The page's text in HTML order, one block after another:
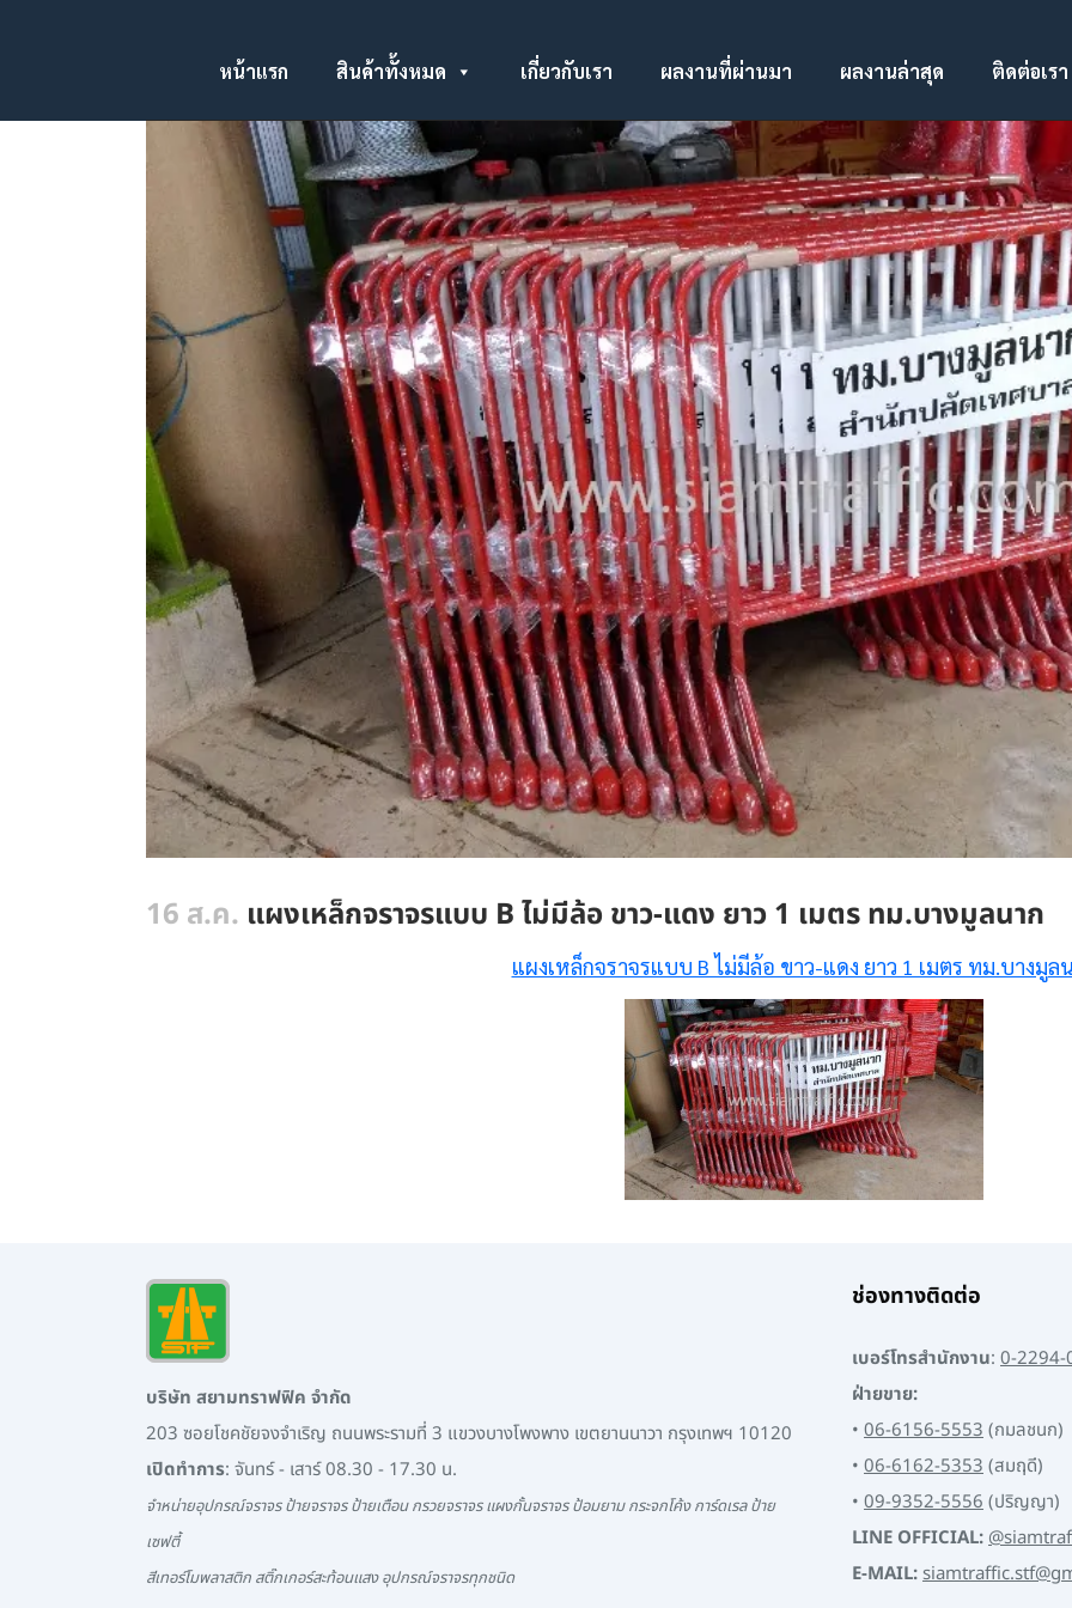
หน้าแรก สินค้าทั้งหมด เกี่ยวกับเรา ผลงานที่ผ่านมา ผลงานล่าสุด ติดต่อเรา
16 ส.ค. แผงเหล็กจราจรแบบ B ไม่มีล้อ ขาว-แดง ยาว 1 เมตร ทม.บางมูลนาก
แผงเหล็กจราจรแบบ B ไม่มีล้อ ขาว-แดง ยาว 1 เมตร ทม.บางมูล
บริษัท สยามทราฟฟิค จำกัด
203 ซอยโชคชัยจงจำเริญ ถนนพระรามที่ 3 แขวงบางโพงพาง เขตยานนาวา กรุงเทพฯ 10120
เปิดทำการ: จันทร์ - เสาร์ 08.30 - 17.30 น.
จำหน่ายอุปกรณ์จราจร ป้ายจราจร ป้ายเตือน กรวยจราจร แผงกั้นจราจร ป้อมยาม กระจกโค้ง การ์ดเรล ป้าย
เซฟตี้
สีเทอร์โมพลาสติก สติ๊กเกอร์สะท้อนแสง อุปกรณ์จราจรทุกชนิด
ช่องทางติดต่อ
เบอร์โทรสำนักงาน: 0-
ฝ่ายขาย:
• 06-6156-5553(กมลชนก)
• 06-6162-5353(สมฤดี)
• 09-9352-5556(ปริญญา)
LINE OFFICIAL:
E-MAIL: